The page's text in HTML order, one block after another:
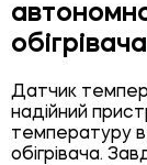
обігрівача
Датчик
надійний
температуру
обігрівача.